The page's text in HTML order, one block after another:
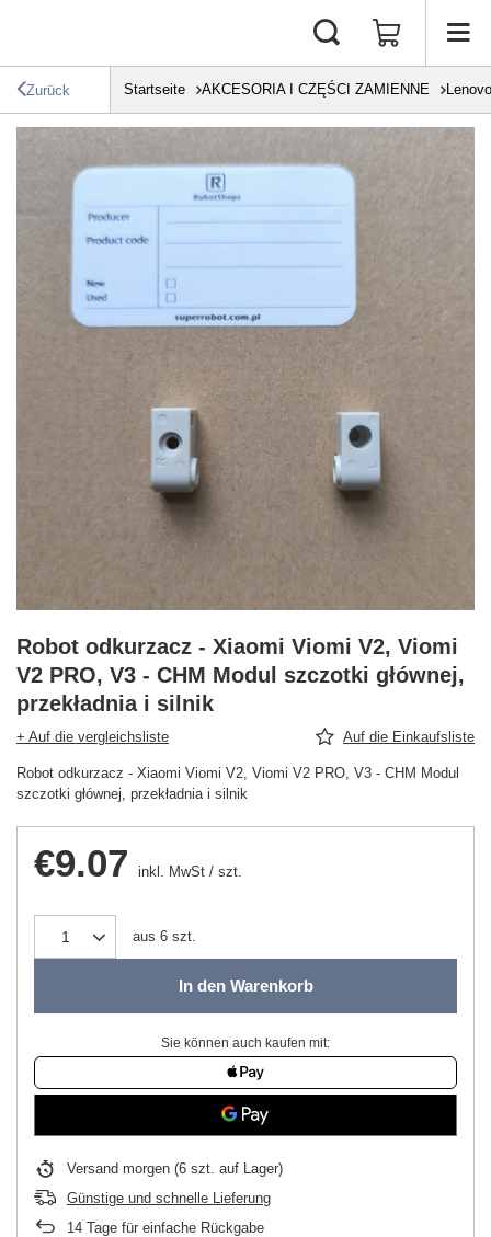
Zurück Startseite AKCESORIA I CZĘŚCI ZAMIENNE Lenovo
Robot odkurzacz - Xiaomi Viomi V2, Viomi
V2 PRO, V3 - CHM Modul szczotki głównej,
przekładnia i silnik
+ Auf die vergleichsliste Auf die Einkaufsliste
Robot odkurzacz - Xiaomi Viomi V2, Viomi V2 PRO, V3 - CHM Modul
szczotki głównej, przekładnia i silnik
€9.07 inkl. MwSt / szt.
aus 6 szt.
In den Warenkorb
Sie können auch kaufen mit:
Versand morgen (6 szt. auf Lager)
Günstige und schnelle Lieferung
14 Tage für einfache Rückgabe